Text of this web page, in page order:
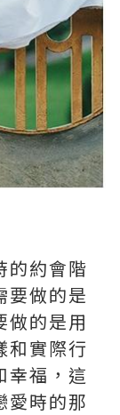
的約會階
要做的是
做的是用
和實際行
幸福，這
愛時的那